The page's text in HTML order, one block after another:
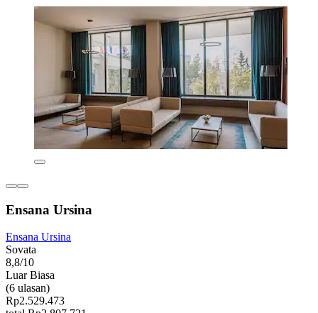
Ensana Ursina
Ensana Ursina
Sovata
8,8/10
Luar Biasa
(6 ulasan)
Rp2.529.473